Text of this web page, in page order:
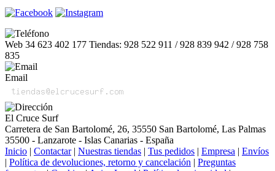
Web 34 623 402 177 Tiendas: 928 522 911 / 928 839 942 / 928 758
835
Email
El Cruce Surf
Carretera de San Bartolomé, 26, 35550 San Bartolomé, Las Palmas
35500 - Lanzarote - Islas Canarias - España
Inicio | Contactar | Nuestras tiendas | Tus pedidos | Empresa | Envíos
| Política de devoluciones, retorno y cancelación | Preguntas